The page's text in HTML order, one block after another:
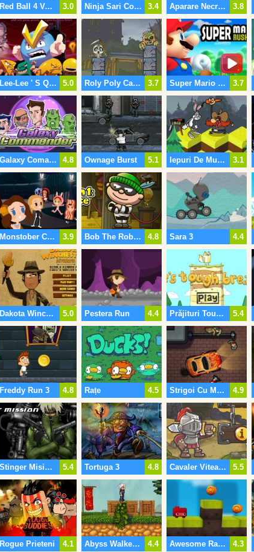
3.0
Red Ball 4 Vol 3 3.4
Ninja Sari Coarda 3.8
Aparare Necropolis
5.0
Lee-Lee ' S Quest 2 3.7
Roly Poly Cannon Bloody Monsters Pack 3.7
Super Mario A Alerga
4.8
Galaxy Comandant 5.1
Ownage Burst 3.1
Iepuri De Munte Nebunie
3.9
Monstober Casa Bântuie 4.8
Bob The Robber 4 4.4
Sara 3
5.0
Dakota Winchester Adventures 2 4.4
Pestera Run 5.4
Prăjituri Tough Break 2
4.8
Freddy Run 3 4.5
Rațe 4.9
Strigoi Cu Mașina
5.4
Stinger Misiune 4.8
Tortuga 3 5.5
Cavaler Viteaz De A Salva Printesa
4.1
Rogue Prieteni 4.4
Abyss Walker Insula Pierdut 4.3
Awesome Ranger